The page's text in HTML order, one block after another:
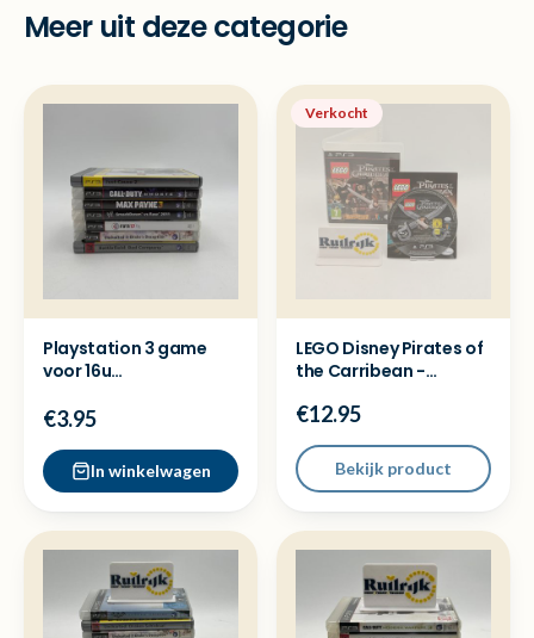
Meer uit deze categorie
Playstation 3 game
voor 16u
verzonden
€3.95
In winkelwagen
Verkocht
LEGO Disney Pirates of
the Carribean -
€12.95
Bekijk product